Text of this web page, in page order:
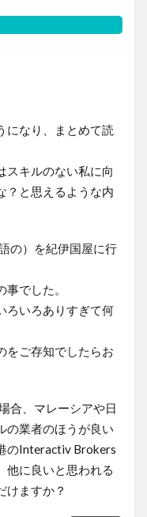
になり、まとめて読
スキルのない私に向
？と思えるような内
の）を紀伊国屋に行
でした。
ろいろありすぎて何
をご存知でしたらお
合、マレーシアや日
の業者のほうが良い
のInteractiv Brokers
他に良いと思われる
けますか？